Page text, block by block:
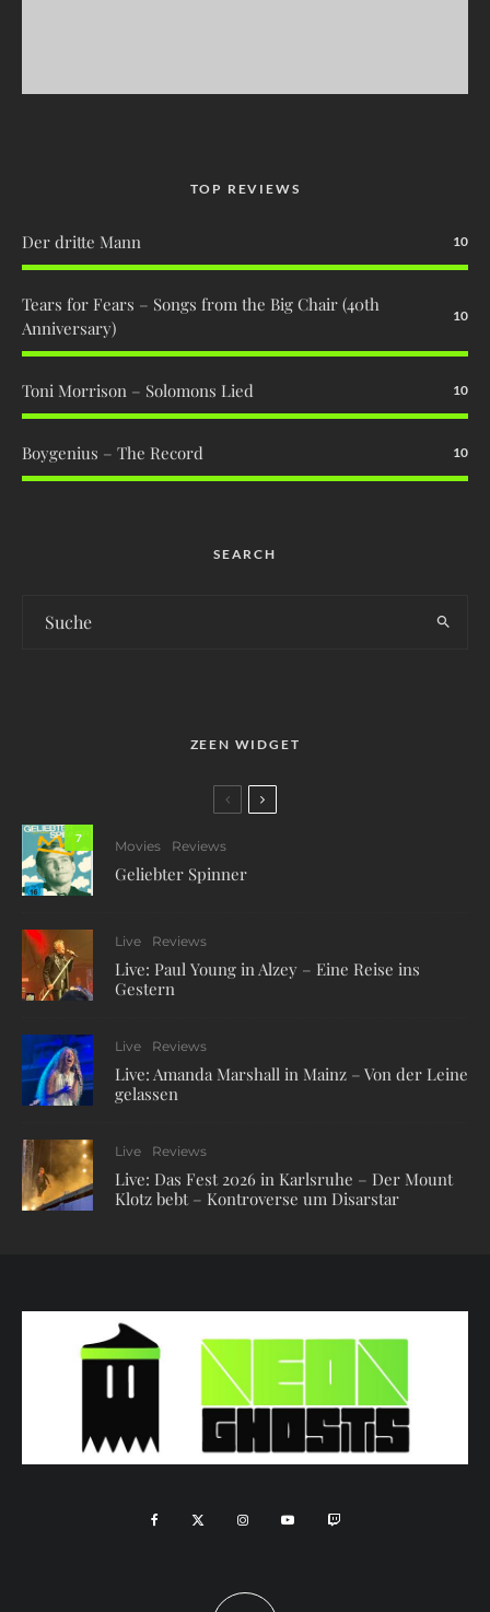
TOP REVIEWS
Der dritte Mann 10
Tears for Fears – Songs from the Big Chair (40th
Anniversary)
10
Toni Morrison – Solomons Lied 10
Boygenius – The Record 10
SEARCH
ZEEN WIDGET
7
Movies Reviews
Geliebter Spinner
Live Reviews
Live: Paul Young in Alzey – Eine Reise ins
Gestern
Live Reviews
Live: Amanda Marshall in Mainz – Von der Leine
gelassen
Live Reviews
Live: Das Fest 2026 in Karlsruhe – Der Mount
Klotz bebt – Kontroverse um Disarstar